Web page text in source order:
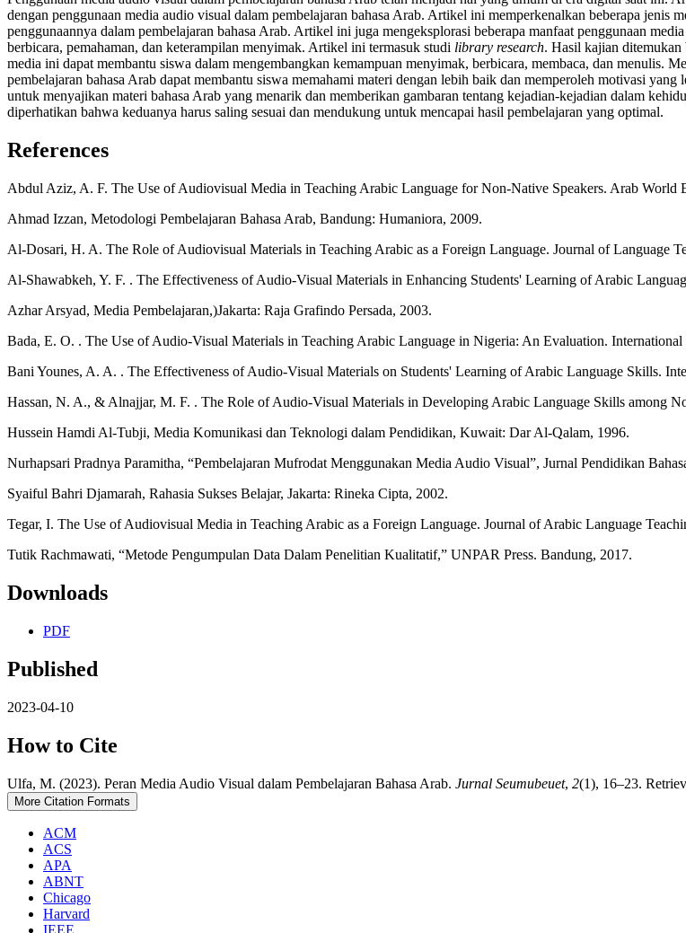
dengan penggunaan media audio visual dalam pembelajaran bahasa Arab. Artikel ini memperkenalkan beberapa jenis
penggunaannya dalam pembelajaran bahasa Arab. Artikel ini juga mengeksplorasi beberapa manfaat penggunaan
berbicara, pemahaman, dan keterampilan menyimak. Artikel ini termasuk studi library research. Hasil kajian ditemukan
media ini dapat membantu siswa dalam mengembangkan kemampuan menyimak, berbicara, membaca, dan menulis.
pembelajaran bahasa Arab dapat membantu siswa memahami materi dengan lebih baik dan memperoleh motivasi
untuk menyajikan materi bahasa Arab yang menarik dan memberikan gambaran tentang kejadian-kejadian dalam
diperhatikan bahwa keduanya harus saling sesuai dan mendukung untuk mencapai hasil pembelajaran yang optimal.
References
Abdul Aziz, A. F. The Use of Audiovisual Media in Teaching Arabic Language for Non-Native Speakers. Arab World
Ahmad Izzan, Metodologi Pembelajaran Bahasa Arab, Bandung: Humaniora, 2009.
Al-Dosari, H. A. The Role of Audiovisual Materials in Teaching Arabic as a Foreign Language. Journal of Language
Al-Shawabkeh, Y. F. . The Effectiveness of Audio-Visual Materials in Enhancing Students' Learning of Arabic
Azhar Arsyad, Media Pembelajaran,)Jakarta: Raja Grafindo Persada, 2003.
Bada, E. O. . The Use of Audio-Visual Materials in Teaching Arabic Language in Nigeria: An Evaluation.
Bani Younes, A. A. . The Effectiveness of Audio-Visual Materials on Students' Learning of Arabic Language Skills.
Hassan, N. A., & Alnajjar, M. F. . The Role of Audio-Visual Materials in Developing Arabic Language Skills among
Hussein Hamdi Al-Tubji, Media Komunikasi dan Teknologi dalam Pendidikan, Kuwait: Dar Al-Qalam, 1996.
Nurhapsari Pradnya Paramitha, “Pembelajaran Mufrodat Menggunakan Media Audio Visual”, Jurnal Pendidikan
Syaiful Bahri Djamarah, Rahasia Sukses Belajar, Jakarta: Rineka Cipta, 2002.
Tegar, I. The Use of Audiovisual Media in Teaching Arabic as a Foreign Language. Journal of Arabic Language
Tutik Rachmawati, “Metode Pengumpulan Data Dalam Penelitian Kualitatif,” UNPAR Press. Bandung, 2017.
Downloads
PDF
Published
2023-04-10
How to Cite
Ulfa, M. (2023). Peran Media Audio Visual dalam Pembelajaran Bahasa Arab. Jurnal Seumubeuet, 2(1), 16–23.
More Citation Formats
ACM
ACS
APA
ABNT
Chicago
Harvard
IEEE